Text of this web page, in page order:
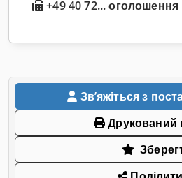
+49 40 72... оголошення
Звʼяжіться з
Друкований